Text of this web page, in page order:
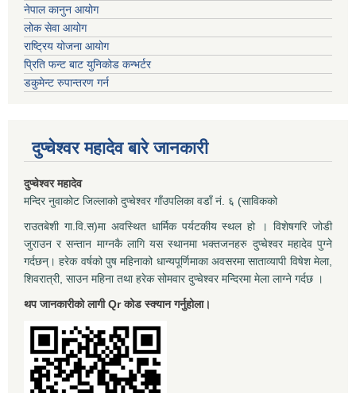
नेपाल कानुन आयोग
लोक सेवा आयोग
राष्ट्रिय योजना आयोग
प्रिति फन्ट बाट युनिकोड कन्भर्टर
डकुमेन्ट रुपान्तरण गर्न
दुप्चेश्वर महादेव बारे जानकारी
दुप्चेश्वर महादेव
मन्दिर नुवाकोट जिल्लाको दुप्चेश्वर गाँउपलिका वडाँ नं. ६ (साविकको
राउतबेशी गा.वि.स)मा अवस्थित धार्मिक पर्यटकीय स्थल हो । विशेषगरि जोडी
जुराउन र सन्तान माग्नकै लागि यस स्थानमा भक्तजनहरु दुप्चेश्वर महादेव पुग्ने
गर्दछन्। हरेक वर्षको पुष महिनाको धान्यपूर्णिमाका अवसरमा साताव्यापी विषेश मेला,
शिवरात्री, साउन महिना तथा हरेक सोमवार दुप्चेश्वर मन्दिरमा मेला लाग्ने गर्दछ ।
थप जानकारीको लागी Qr कोड स्क्यान गर्नुहोला।